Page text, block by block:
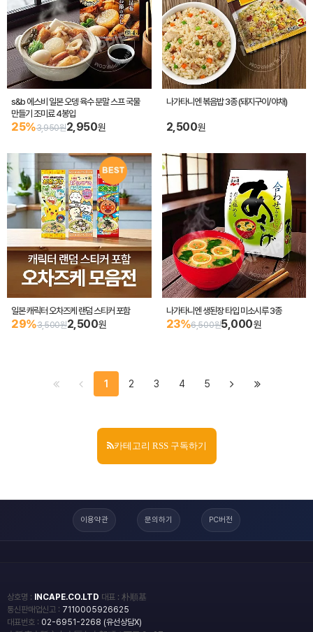
s&b 에스비 일본 오뎅 육수 분말 스프 국물
만들기 조미료 4봉입
25%3,950원2,950원
나가타니엔 볶음밥 3종 (돼지구이/야채)
2,500원
일본 캐릭터 오차즈케 랜덤 스티커 포함
29%3,500원2,500원
나가타니엔 생된장 타입 미소시루 3종
23%6,500원5,000원
1 2 3 4 5
카테고리 RSS 구독하기
이용약관 문의하기 PC버전
상호명 : INCAPE.CO.LTD 대표 : 朴順基
통신판매업신고 : 7110005926625
대표번호 : 02-6951-2268 (유선상담X)